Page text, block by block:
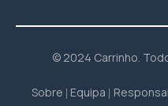
© 2024 Carrinho.
Sobre Equipa